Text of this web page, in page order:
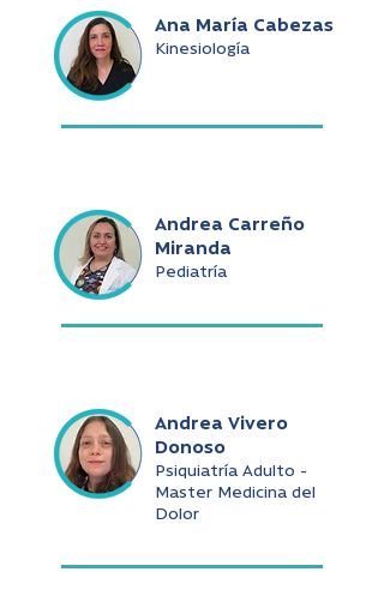
Ana María Cabezas
Kinesiología
Andrea Carreño
Miranda
Pediatría
Andrea Vivero
Donoso
Psiquiatría Adulto -
Master Medicina del
Dolor